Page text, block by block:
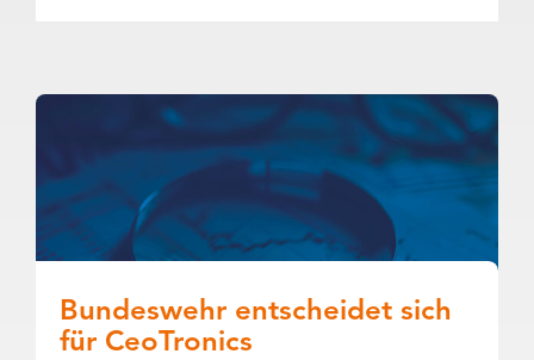
Bundeswehr entscheidet sich
für CeoTronics